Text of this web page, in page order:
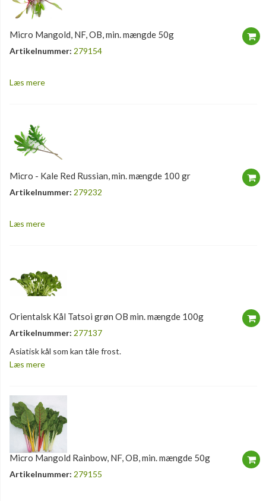
Micro Mangold, NF, OB, min. mængde 50g
Artikelnummer: 279154
Læs mere
Micro - Kale Red Russian, min. mængde 100 gr
Artikelnummer: 279232
Læs mere
Orientalsk Kål Tatsoi grøn OB min. mængde 100g
Artikelnummer: 277137
Asiatisk kål som kan tåle frost.
Læs mere
Micro Mangold Rainbow, NF, OB, min. mængde 50g
Artikelnummer: 279155